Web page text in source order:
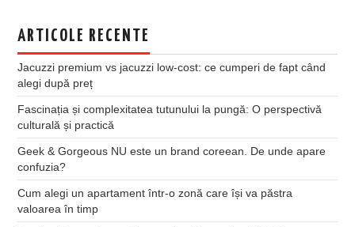
ARTICOLE RECENTE
Jacuzzi premium vs jacuzzi low-cost: ce cumperi de fapt când
alegi după preț
Fascinația și complexitatea tutunului la pungă: O perspectivă
culturală și practică
Geek & Gorgeous NU este un brand coreean. De unde apare
confuzia?
Cum alegi un apartament într-o zonă care își va păstra
valoarea în timp